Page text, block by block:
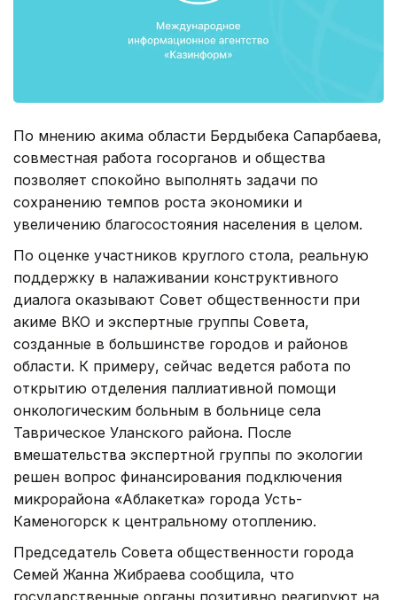
По мнению акима области Бердыбека Сапарбаева,
совместная работа госорганов и общества
позволяет спокойно выполнять задачи по
сохранению темпов роста экономики и
увеличению благосостояния населения в целом.
По оценке участников круглого стола, реальную
поддержку в налаживании конструктивного
диалога оказывают Совет общественности при
акиме ВКО и экспертные группы Совета,
созданные в большинстве городов и районов
области. К примеру, сейчас ведется работа по
открытию отделения паллиативной помощи
онкологическим больным в больнице села
Таврическое Уланского района. После
вмешательства экспертной группы по экологии
решен вопрос финансирования подключения
микрорайона «Аблакетка» города Усть-
Каменогорск к центральному отоплению.
Председатель Совета общественности города
Семей Жанна Жибраева сообщила, что
государственные органы позитивно реагируют на